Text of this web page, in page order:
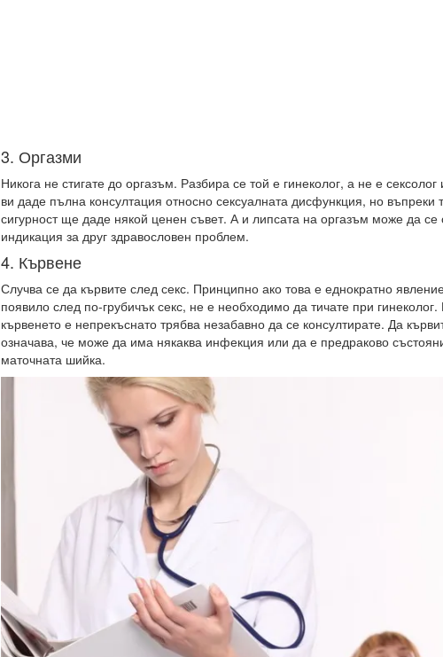
3. Оргазми
Никога не стигате до оргазъм. Разбира се той е гинеколог, а не е
ви даде пълна консултация относно сексуалната дисфункция, но въпреки
сигурност ще даде някой ценен съвет. А и липсата на оргазъм може да се
индикация за друг здравословен проблем.
4. Кървене
Случва се да кървите след секс. Принципно ако това е еднократно
появило след по-грубичък секс, не е необходимо да тичате при
кървенето е непрекъснато трябва незабавно да се консултирате. Да
означава, че може да има някаква инфекция или да е предраково
маточната шийка.